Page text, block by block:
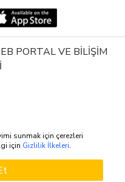
EKLE
PORTAL VE BİLİŞİM
sunmak için çerezleri
için Gizlilik İlkeleri.